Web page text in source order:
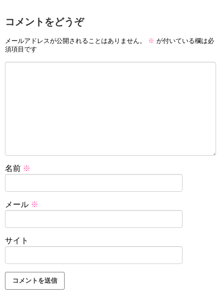
コメントをどうぞ
メールアドレスが公開されることはありません。 ※ が付いている欄は必
須項目です
名前 ※
メール ※
サイト